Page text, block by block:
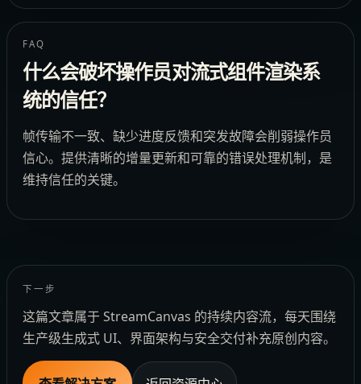
FAQ
什么会破坏操作员对流式组件渲染系
统的信任？
帧传输不一致、缺少进度反馈和突发故障会削弱操作员
信心。提供清晰的增量更新和可靠的错误处理机制，是
维持信任的关键。
下一步
这篇文章属于 StreamCanvas 的持续内容流，每天围绕
生产级生成式 UI、界面架构与安全交付补充原创内容。